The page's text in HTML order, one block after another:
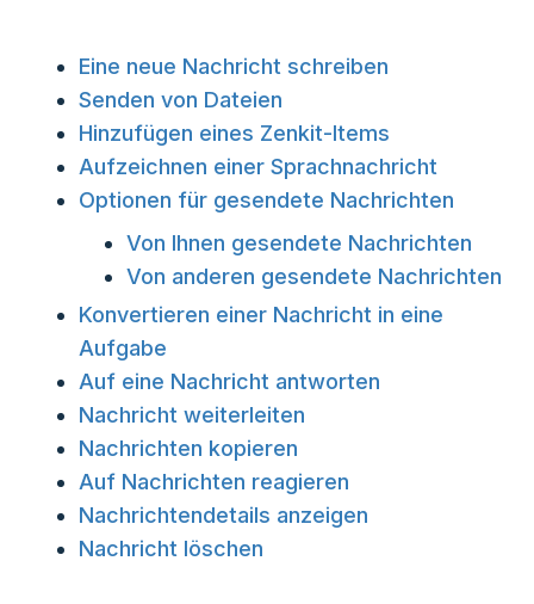
Eine neue Nachricht schreiben
Senden von Dateien
Hinzufügen eines Zenkit-Items
Aufzeichnen einer Sprachnachricht
Optionen für gesendete Nachrichten
Von Ihnen gesendete Nachrichten
Von anderen gesendete Nachrichten
Konvertieren einer Nachricht in eine
Aufgabe
Auf eine Nachricht antworten
Nachricht weiterleiten
Nachrichten kopieren
Auf Nachrichten reagieren
Nachrichtendetails anzeigen
Nachricht löschen